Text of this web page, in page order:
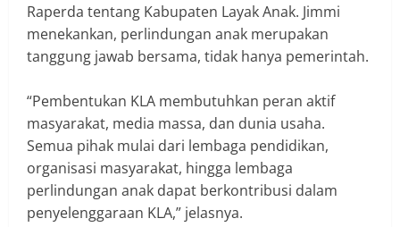
Raperda tentang Kabupaten Layak Anak. Jimmi
menekankan, perlindungan anak merupakan
tanggung jawab bersama, tidak hanya pemerintah.
‎“Pembentukan KLA membutuhkan peran aktif
masyarakat, media massa, dan dunia usaha.
Semua pihak mulai dari lembaga pendidikan,
organisasi masyarakat, hingga lembaga
perlindungan anak dapat berkontribusi dalam
penyelenggaraan KLA,” jelasnya.